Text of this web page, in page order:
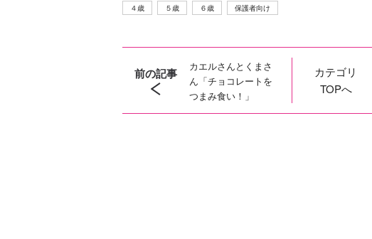
４歳 ５歳 ６歳 保護者向け
前の記事
カエルさんとくまさ
ん「チョコレートを
つまみ食い！」
カテゴリ
TOPへ